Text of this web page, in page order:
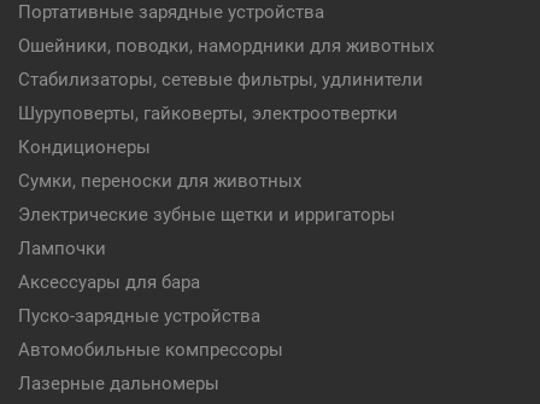
Портативные зарядные устройства
Ошейники, поводки, намордники для животных
Стабилизаторы, сетевые фильтры, удлинители
Шуруповерты, гайковерты, электроотвертки
Кондиционеры
Сумки, переноски для животных
Электрические зубные щетки и ирригаторы
Лампочки
Аксессуары для бара
Пуско-зарядные устройства
Автомобильные компрессоры
Лазерные дальномеры